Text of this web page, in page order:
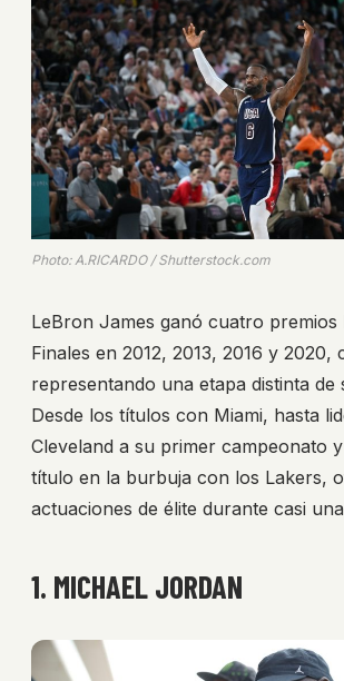
Photo: A.RICARDO / Shutterstock.com
LeBron James ganó cuatro premios
Finales en 2012, 2013, 2016 y 2020,
representando una etapa distinta de
Desde los títulos con Miami, hasta
Cleveland a su primer campeonato
título en la burbuja con los Lakers,
actuaciones de élite durante casi
1. MICHAEL JORDAN